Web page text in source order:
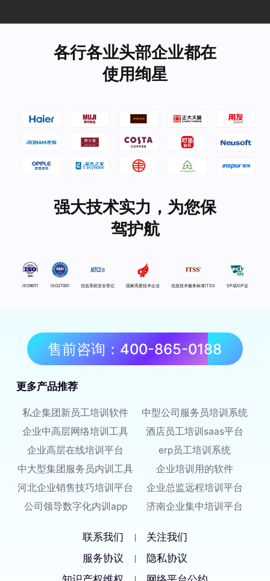
各行各业头部企业都在
使用绚星
强大技术实力，为您保
驾护航
ISO9011 ISO27001 信息系统安全登记 国家高新技术企业 信息技术服务标准ITSS SP或ICP证
售前咨询：400-865-0188
更多产品推荐
私企集团新员工培训软件
中型公司服务员培训系统
企业中高层网络培训工具
酒店员工培训saas平台
企业高层在线培训平台
erp员工培训系统
中大型集团服务员内训工具
企业培训用的软件
河北企业销售技巧培训平台
企业总监远程培训平台
公司领导数字化内训app
济南企业集中培训平台
联系我们 |
关注我们
服务协议
|
隐私协议